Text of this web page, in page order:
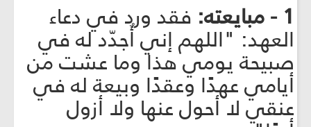
1 - مبايعته:
فقد ورد في دعاء
العهد: "اللهم إني أُجدّد له في
صبيحة يومي هذا وما عشت من
أيامي عهدًا وعقدًا وبيعة له في
عنقي لا أحول عنها ولا أزول